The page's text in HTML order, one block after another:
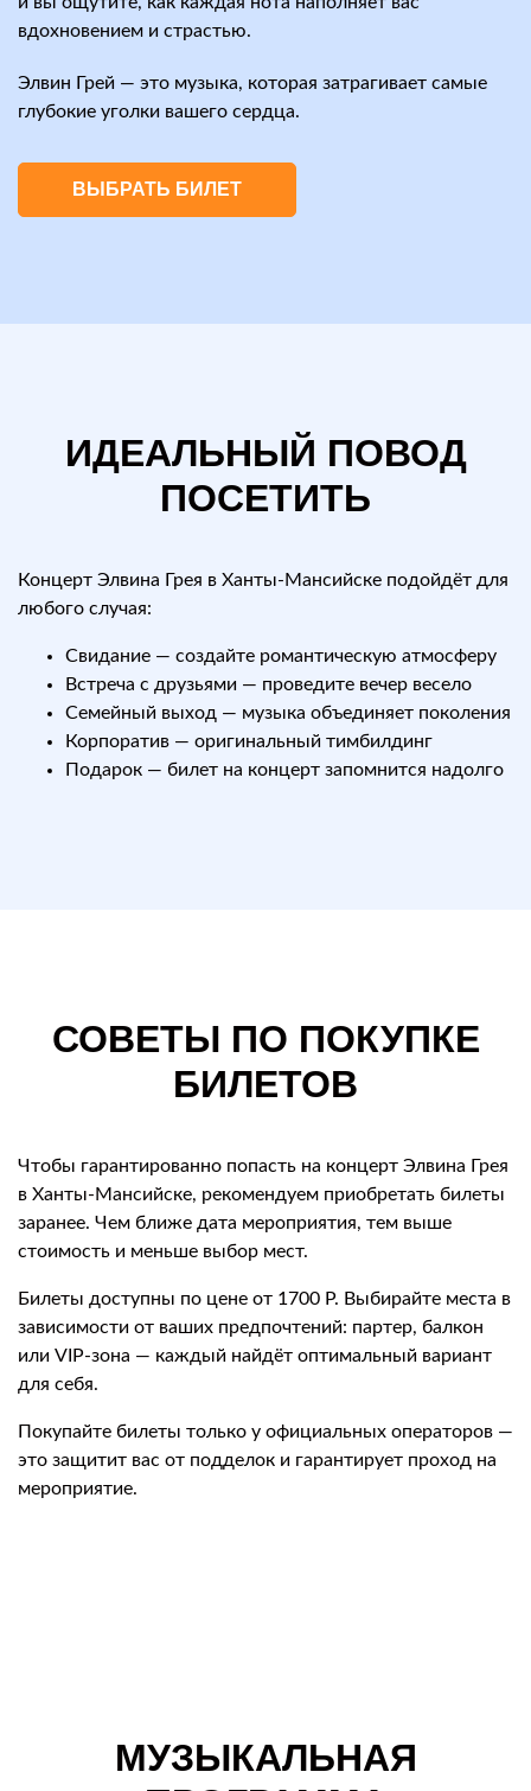
вдохновением и страстью.
Элвин Грей — это музыка, которая затрагивает самые
глубокие уголки вашего сердца.
ВЫБРАТЬ БИЛЕТ
ИДЕАЛЬНЫЙ ПОВОД
ПОСЕТИТЬ
Концерт Элвина Грея в Ханты-Мансийске подойдёт для
любого случая:
Свидание — создайте романтическую атмосферу
Встреча с друзьями — проведите вечер весело
Семейный выход — музыка объединяет поколения
Корпоратив — оригинальный тимбилдинг
Подарок — билет на концерт запомнится надолго
СОВЕТЫ ПО ПОКУПКЕ
БИЛЕТОВ
Чтобы гарантированно попасть на концерт Элвина Грея
в Ханты-Мансийске, рекомендуем приобретать билеты
заранее. Чем ближе дата мероприятия, тем выше
стоимость и меньше выбор мест.
Билеты доступны по цене от 1700 Р. Выбирайте места в
зависимости от ваших предпочтений: партер, балкон
или VIP-зона — каждый найдёт оптимальный вариант
для себя.
Покупайте билеты только у официальных операторов —
это защитит вас от подделок и гарантирует проход на
мероприятие.
МУЗЫКАЛЬНАЯ